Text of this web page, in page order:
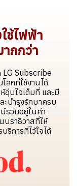
ช้ไฟฟ้า
กกว่า
LG Subscribe
ลกที่ใช้งานได้
อุ่นใจเต็มที่ และมี
ะบำรุงรักษาครบ
รวมอยู่ในค่า
นราธิวาสที่ให้
การที่ไว้ใจได้